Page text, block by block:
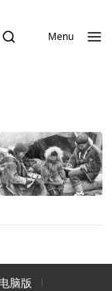
Menu
电脑版